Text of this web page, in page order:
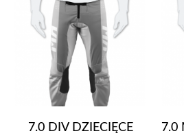
7.0 DIV DZIECIĘCE
7.0